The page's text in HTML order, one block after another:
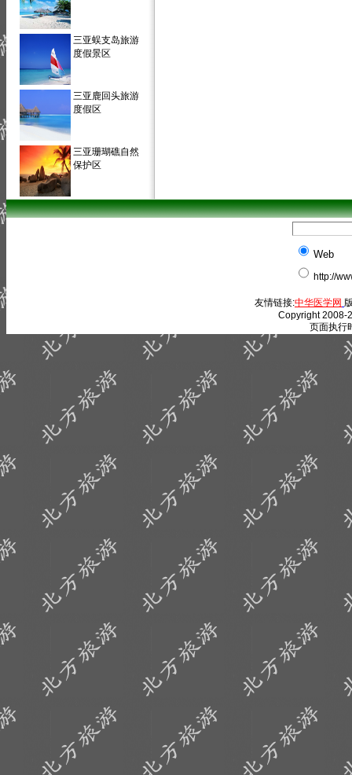
三亚蜈支岛旅游
度假景区
三亚鹿回头旅游
度假区
三亚珊瑚礁自然
保护区
Web
http://
友情链接:中华医学网
Copyright 2008-
页面执行